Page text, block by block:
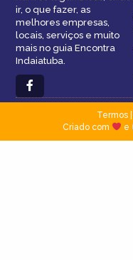
ir, o que fazer, as
melhores empresas,
locais, serviços e muito
mais no guia Encontra
Indaiatuba.
Termos|
Criado com
e